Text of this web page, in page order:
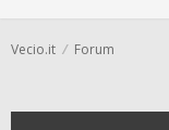
Vecio.it Forum